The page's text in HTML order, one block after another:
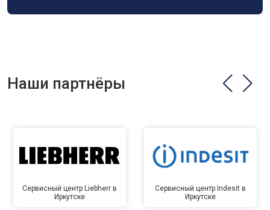
Наши партнёры
Сервисный центр Liebherr в
Иркутске
Сервисный центр Indesit в
Иркутске